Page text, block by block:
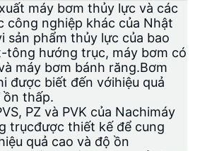
máy bơm thủy lực và các
công nghiệp khác của Nhật
sản phẩm thủy lực của bao
tông hướng trục, máy bơm có
máy bơm bánh răng.Bơm
được biết đến vớihiệu quả
ồn thấp.
PZ và PVK của Nachimáy
trụcđược thiết kế để cung
quả cao và độ ồn